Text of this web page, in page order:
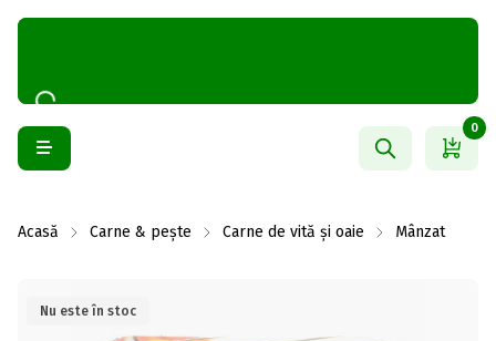
0
Acasă Carne & pește Carne de vită și oaie Mânzat
Nu este în stoc